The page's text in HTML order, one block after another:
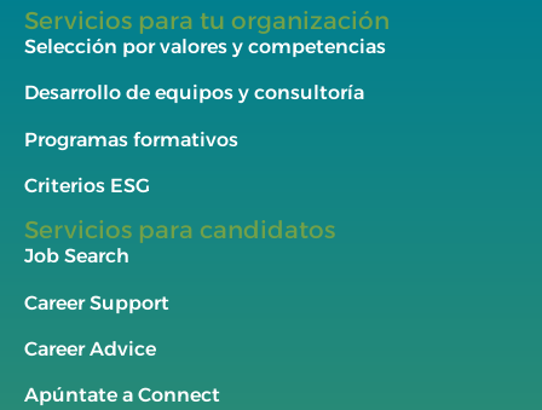
Servicios para tu organización
Selección por valores y competencias
Desarrollo de equipos y consultoría
Programas formativos
Criterios ESG
Servicios para candidatos
Job Search
Career Support
Career Advice
Apúntate a Connect